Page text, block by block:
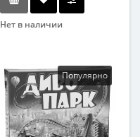
Нет в наличии
Вид
Развивающие
Возраст
От 14-ти лет
Популярно